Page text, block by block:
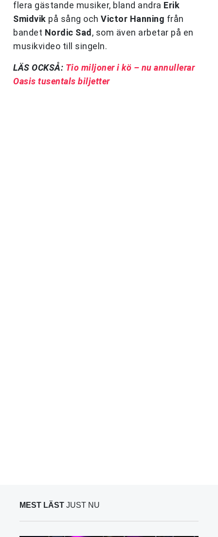
flera gästande musiker, bland andra Erik
Smidvik på sång och Victor Hanning från
bandet Nordic Sad , som även arbetar på en
musikvideo till singeln.
LÄS OCKSÅ: Tio miljoner i kö – nu annullerar
Oasis tusentals biljetter
MEST LÄST JUST NU